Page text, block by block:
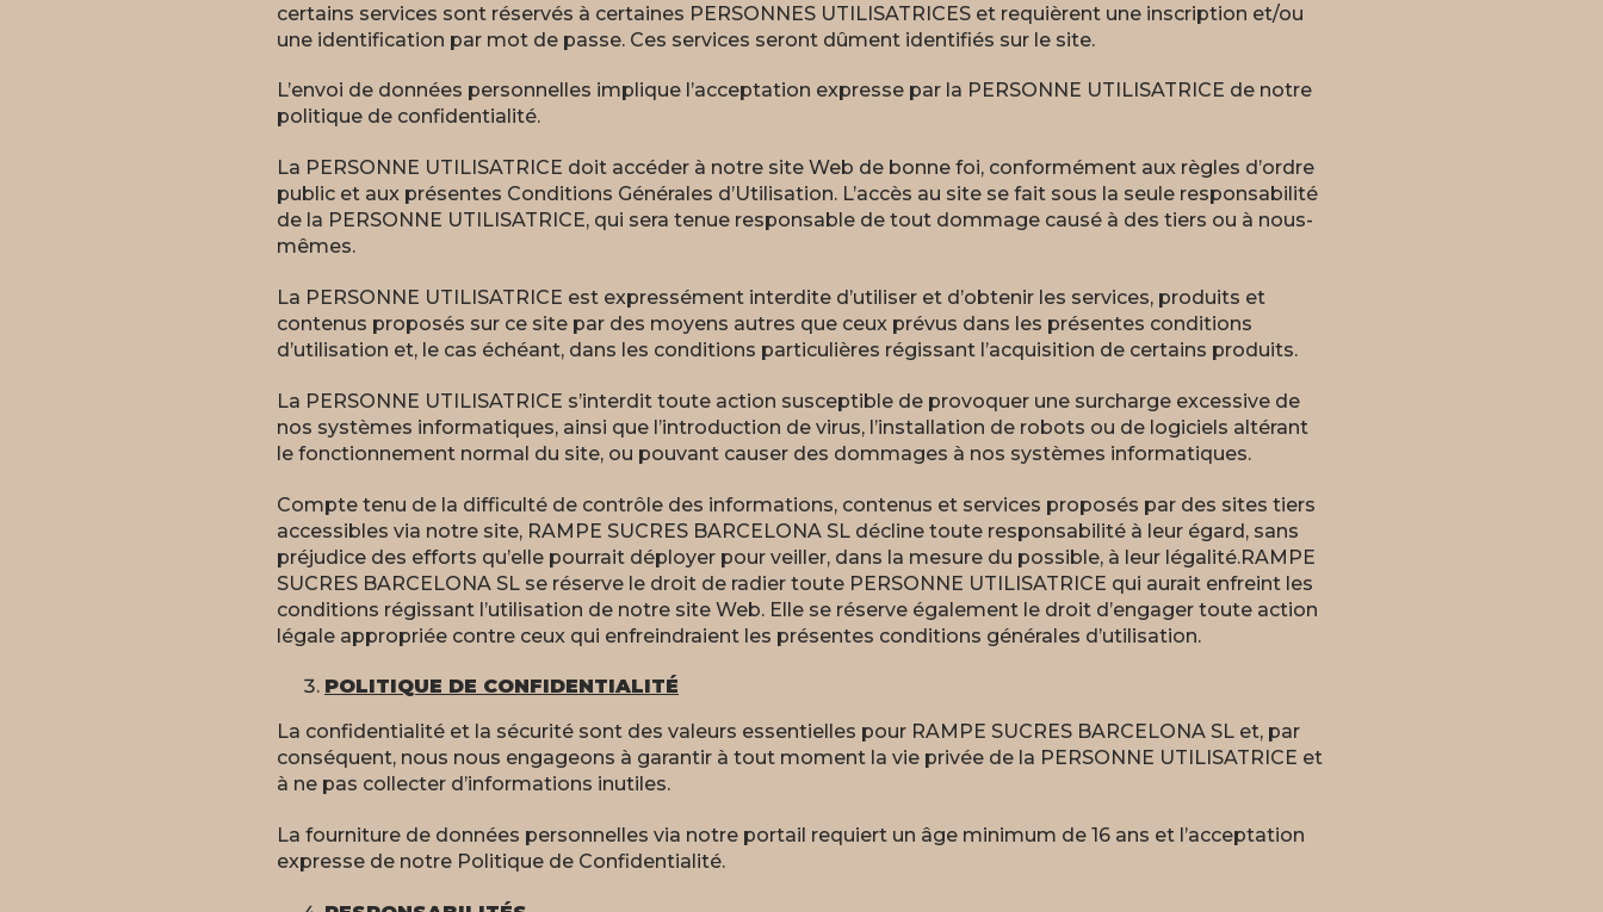
certains services sont réservés à certaines PERSONNES UTILISATRICES et requièrent une inscription et/ou
une identification par mot de passe. Ces services seront dûment identifiés sur le site.
L’envoi de données personnelles implique l’acceptation expresse par la PERSONNE UTILISATRICE de notre
politique de confidentialité.
La PERSONNE UTILISATRICE doit accéder à notre site Web de bonne foi, conformément aux règles d’ordre
public et aux présentes Conditions Générales d’Utilisation. L’accès au site se fait sous la seule responsabilité
de la PERSONNE UTILISATRICE, qui sera tenue responsable de tout dommage causé à des tiers ou à nous-
mêmes.
La PERSONNE UTILISATRICE est expressément interdite d’utiliser et d’obtenir les services, produits et
contenus proposés sur ce site par des moyens autres que ceux prévus dans les présentes conditions
d’utilisation et, le cas échéant, dans les conditions particulières régissant l’acquisition de certains produits.
La PERSONNE UTILISATRICE s’interdit toute action susceptible de provoquer une surcharge excessive de
nos systèmes informatiques, ainsi que l’introduction de virus, l’installation de robots ou de logiciels altérant
le fonctionnement normal du site, ou pouvant causer des dommages à nos systèmes informatiques.
Compte tenu de la difficulté de contrôle des informations, contenus et services proposés par des sites tiers
accessibles via notre site, RAMPE SUCRES BARCELONA SL décline toute responsabilité à leur égard, sans
préjudice des efforts qu’elle pourrait déployer pour veiller, dans la mesure du possible, à leur légalité.RAMPE
SUCRES BARCELONA SL se réserve le droit de radier toute PERSONNE UTILISATRICE qui aurait enfreint les
conditions régissant l’utilisation de notre site Web. Elle se réserve également le droit d’engager toute action
légale appropriée contre ceux qui enfreindraient les présentes conditions générales d’utilisation.
POLITIQUE DE CONFIDENTIALITÉ
La confidentialité et la sécurité sont des valeurs essentielles pour RAMPE SUCRES BARCELONA SL et, par
conséquent, nous nous engageons à garantir à tout moment la vie privée de la PERSONNE UTILISATRICE et
à ne pas collecter d’informations inutiles.
La fourniture de données personnelles via notre portail requiert un âge minimum de 16 ans et l’acceptation
expresse de notre Politique de Confidentialité.